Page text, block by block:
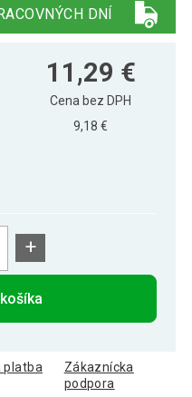
8 LED, teplo-biela 10,09 €
DNÍ
11,29 €
Cena bez DPH
9,18 €
+
platba
Zákaznícka
podpora